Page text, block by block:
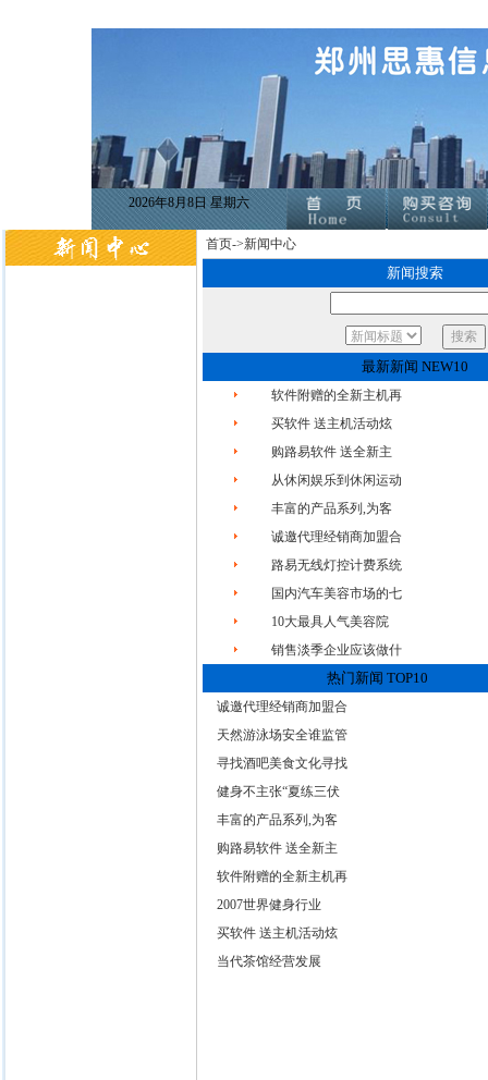
2026年8月8日 星期六
首页->新闻中心
新闻搜索
最新新闻 NEW10
软件附赠的全新主机再
买软件 送主机活动炫
购路易软件 送全新主
从休闲娱乐到休闲运动
丰富的产品系列,为客
诚邀代理经销商加盟合
路易无线灯控计费系统
国内汽车美容市场的七
10大最具人气美容院
销售淡季企业应该做什
热门新闻 TOP10
诚邀代理经销商加盟合
天然游泳场安全谁监管
寻找酒吧美食文化寻找
健身不主张“夏练三伏
丰富的产品系列,为客
购路易软件 送全新主
软件附赠的全新主机再
2007世界健身行业
买软件 送主机活动炫
当代茶馆经营发展